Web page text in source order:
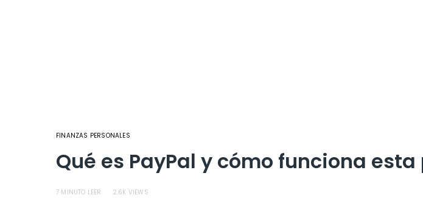
FINANZAS PERSONALES
Qué es PayPal y cómo funciona
7 MINUTO LEER 2.6K VIEWS